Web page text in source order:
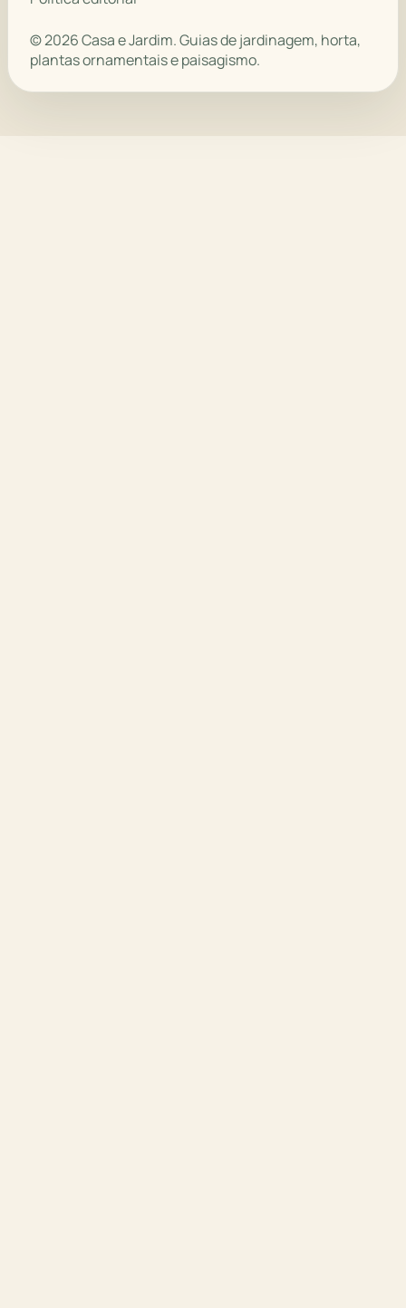
© 2026 Casa e Jardim. Guias de jardinagem, horta,
plantas ornamentais e paisagismo.